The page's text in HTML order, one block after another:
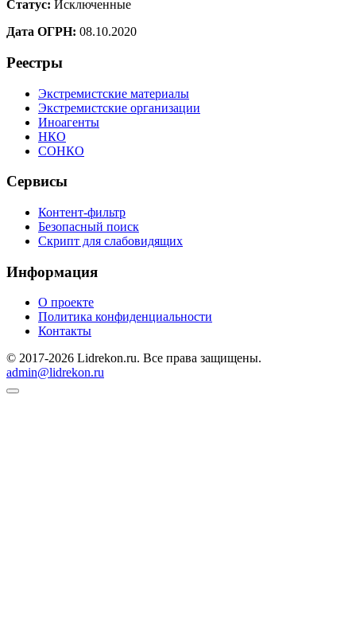
Статус: Исключенные
Дата ОГРН: 08.10.2020
Реестры
Экстремистские материалы
Экстремистские организации
Иноагенты
НКО
СОНКО
Сервисы
Контент-фильтр
Безопасный поиск
Скрипт для слабовидящих
Информация
О проекте
Политика конфиденциальности
Контакты
© 2017-2026 Lidrekon.ru. Все права защищены.
admin@lidrekon.ru